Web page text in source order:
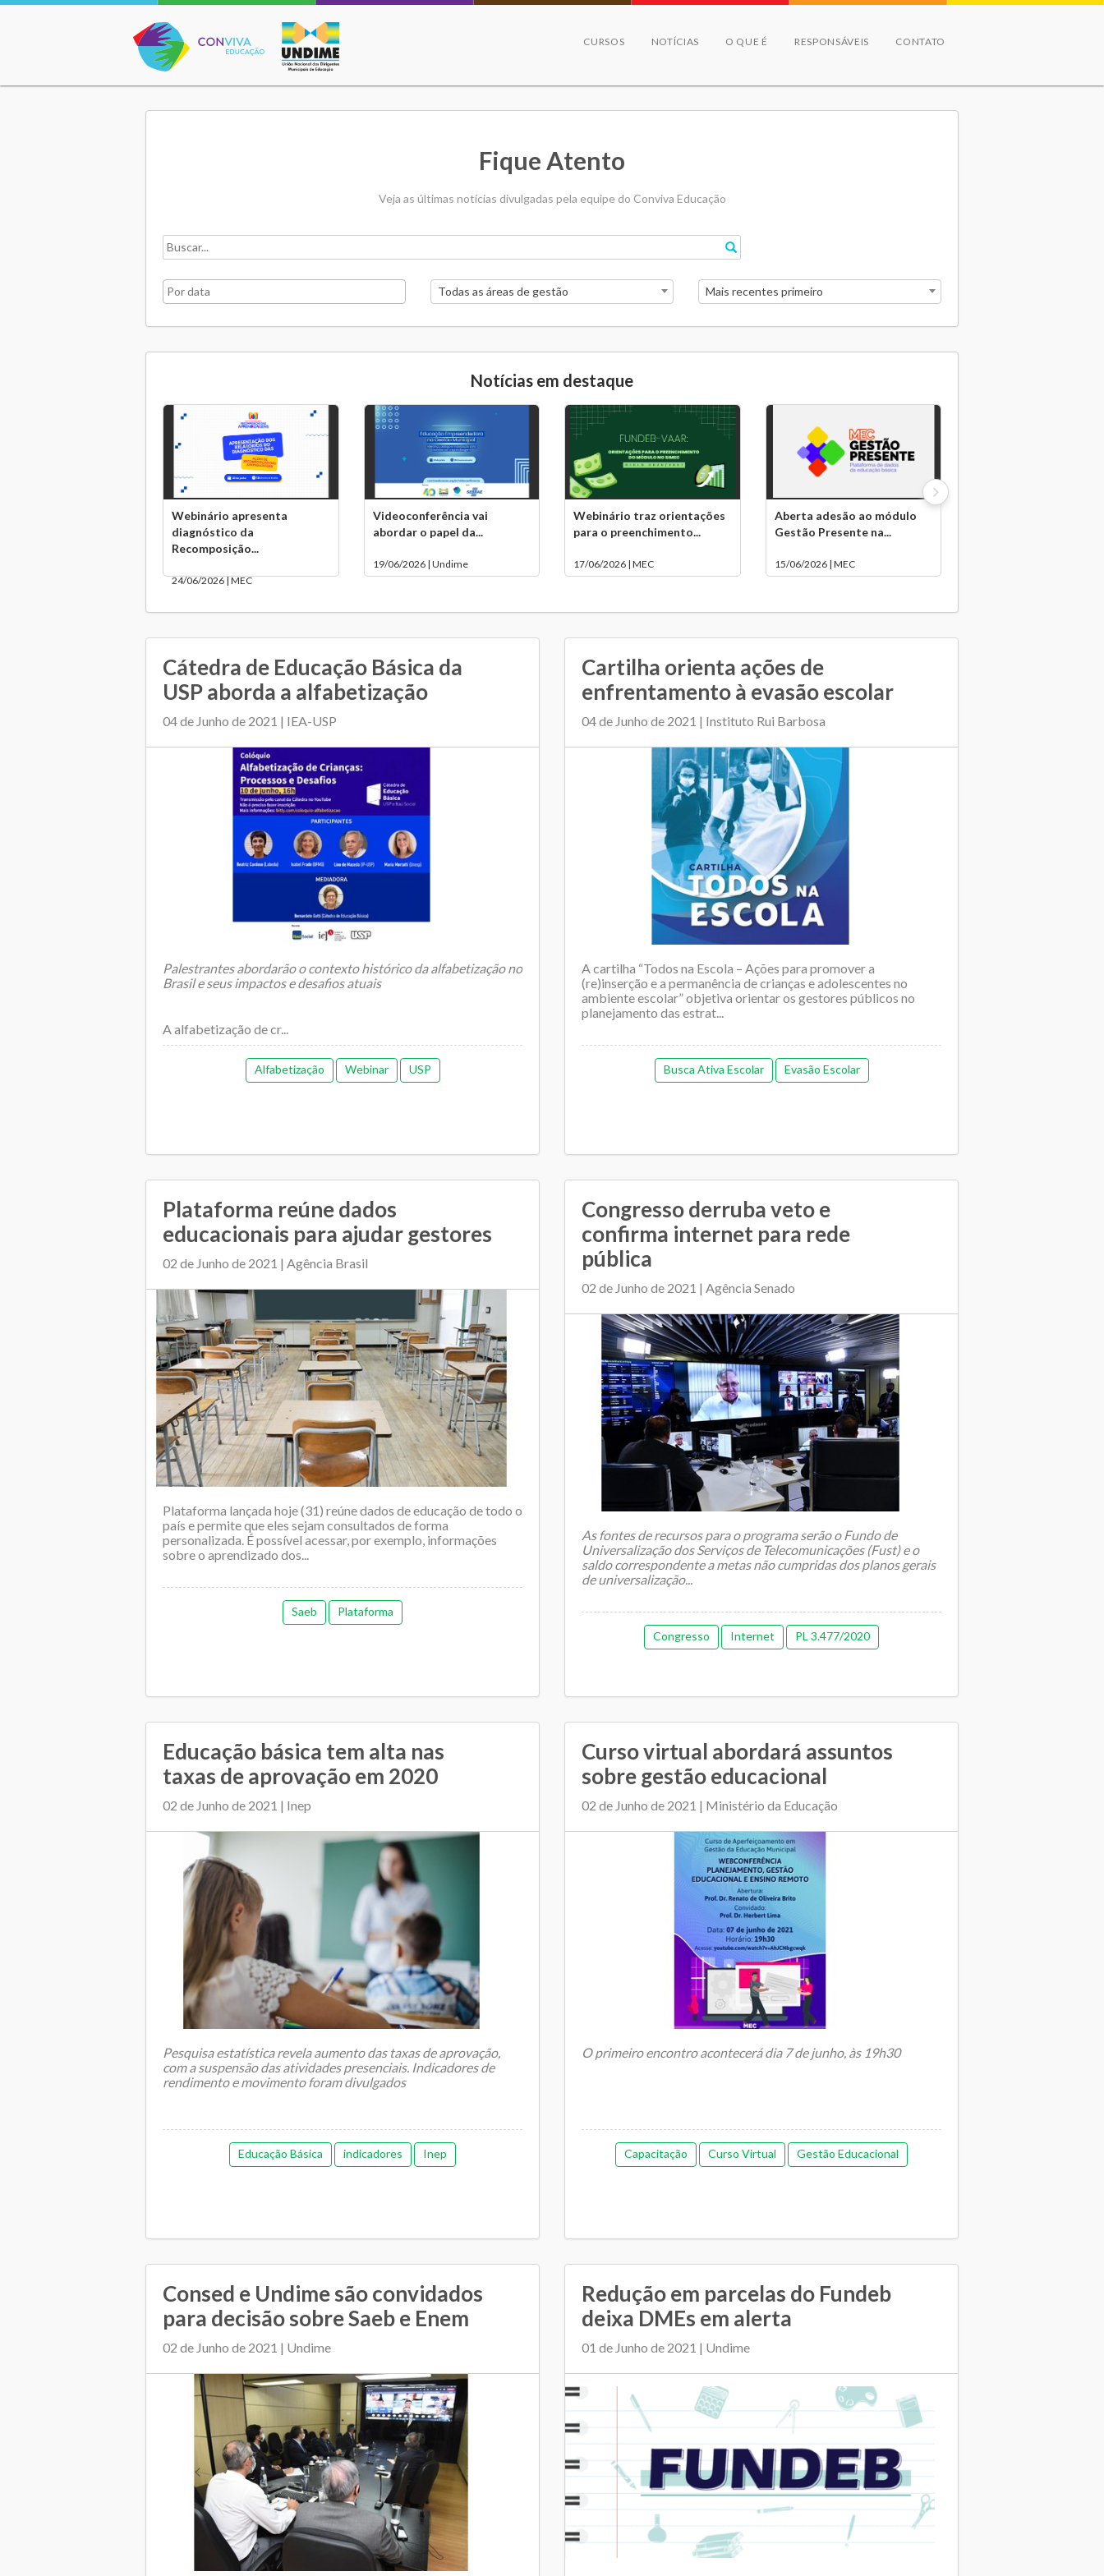
Conviva Educação
CURSOS NOTÍCIAS O QUE É RESPONSÁVEIS CONTATO
Fique Atento
Veja as últimas notícias divulgadas pela equipe do Conviva Educação
Todas as áreas de gestão Mais recentes primeiro
Notícias em destaque
Webinário apresenta
diagnóstico da
Recomposição...
24/06/2026 | MEC
Videoconferência vai
abordar o papel da...
19/06/2026 | Undime
Webinário traz orientações
para o preenchimento...
17/06/2026 | MEC
Aberta adesão ao módulo
Gestão Presente na...
15/06/2026 | MEC
Cátedra de Educação Básica da
USP aborda a alfabetização
04 de Junho de 2021 | IEA-USP
Palestrantes abordarão o contexto histórico da alfabetização no
Brasil e seus impactos e desafios atuais
A alfabetização de cr...
Alfabetização Webinar USP
Cartilha orienta ações de
enfrentamento à evasão escolar
04 de Junho de 2021 | Instituto Rui Barbosa
A cartilha “Todos na Escola – Ações para promover a
(re)inserção e a permanência de crianças e adolescentes no
ambiente escolar” objetiva orientar os gestores públicos no
planejamento das estrat...
Busca Ativa Escolar Evasão Escolar
Plataforma reúne dados
educacionais para ajudar gestores
02 de Junho de 2021 | Agência Brasil
Plataforma lançada hoje (31) reúne dados de educação de todo o
país e permite que eles sejam consultados de forma
personalizada. É possível acessar, por exemplo, informações
sobre o aprendizado dos...
Saeb Plataforma
Congresso derruba veto e
confirma internet para rede
pública
02 de Junho de 2021 | Agência Senado
As fontes de recursos para o programa serão o Fundo de
Universalização dos Serviços de Telecomunicações (Fust) e o
saldo correspondente a metas não cumpridas dos planos gerais
de universalização...
Congresso Internet PL 3.477/2020
Educação básica tem alta nas
taxas de aprovação em 2020
02 de Junho de 2021 | Inep
Pesquisa estatística revela aumento das taxas de aprovação,
com a suspensão das atividades presenciais. Indicadores de
rendimento e movimento foram divulgados
Educação Básica indicadores Inep
Curso virtual abordará assuntos
sobre gestão educacional
02 de Junho de 2021 | Ministério da Educação
O primeiro encontro acontecerá dia 7 de junho, às 19h30
Na próxima segunda-feira, 7 de junho, às 19h30, será realizada a
primeira webconferência...
Capacitação Curso Virtual Gestão Educacional
Consed e Undime são convidados
para decisão sobre Saeb e Enem
02 de Junho de 2021 | Undime
Redução em parcelas do Fundeb
deixa DMEs em alerta
01 de Junho de 2021 | Undime